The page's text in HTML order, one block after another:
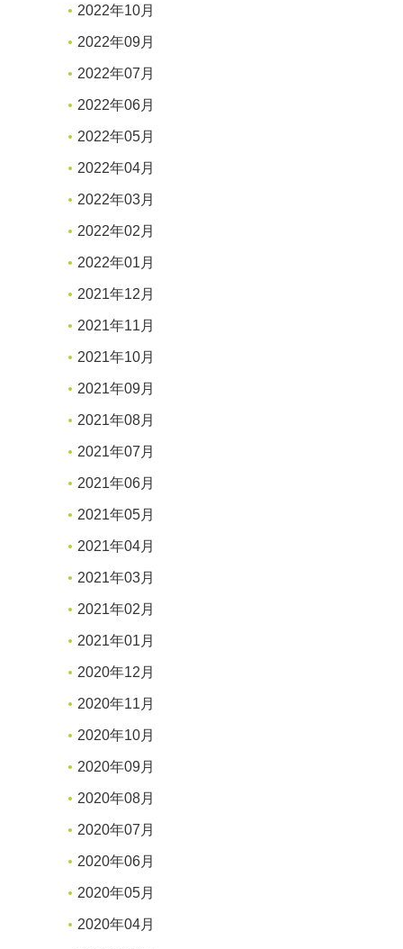
2022年10月
2022年09月
2022年07月
2022年06月
2022年05月
2022年04月
2022年03月
2022年02月
2022年01月
2021年12月
2021年11月
2021年10月
2021年09月
2021年08月
2021年07月
2021年06月
2021年05月
2021年04月
2021年03月
2021年02月
2021年01月
2020年12月
2020年11月
2020年10月
2020年09月
2020年08月
2020年07月
2020年06月
2020年05月
2020年04月